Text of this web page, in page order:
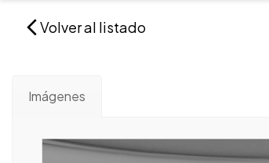
Volver al listado
Imágenes